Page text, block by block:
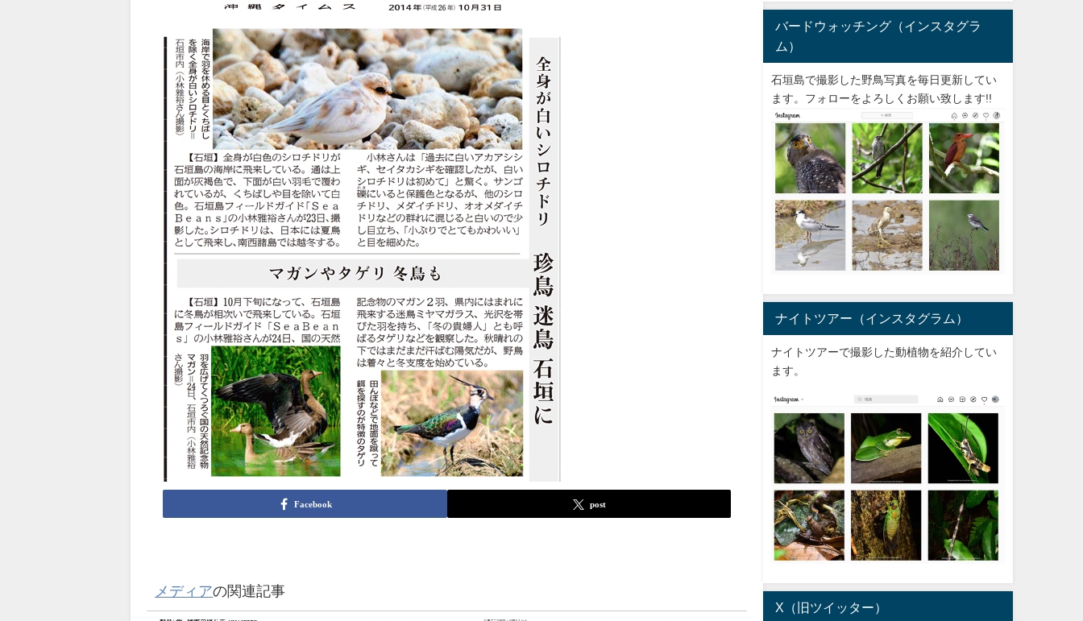
Facebook post
メディアの関連記事
バードウォッチング（インスタグラ
ム）
石垣島で撮影した野鳥写真を毎日更新してい
ます。フォローをよろしくお願い致します!!
ナイトツアー（インスタグラム）
ナイトツアーで撮影した動植物を紹介してい
ます。
X（旧ツイッター）